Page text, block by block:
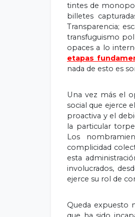
tintes de
billetes
Transparencia;
transfuguismo
opaces a lo
etapas
nada de esto es
Una vez más el
social que ejerce
proactiva y el
la particular
Los
complicidad
esta
involucrados,
ejerce su rol de
Queda expuesto